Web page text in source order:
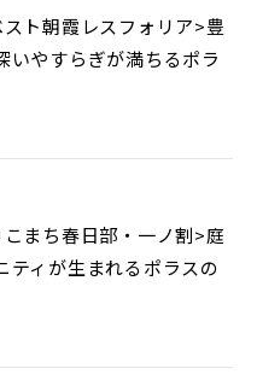
ト朝霞レスフォリア>豊
いやすらぎが満ちるポラ
まち春日部・一ノ割>庭
ティが生まれるポラスの